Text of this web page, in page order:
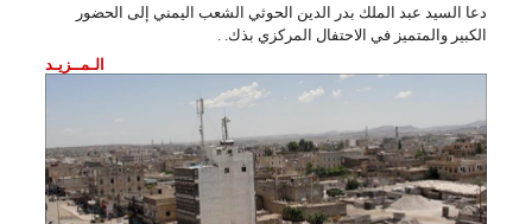
دعا السيد عبد الملك بدر الدين الحوثي الشعب اليمني إلى الحضور
الكبير والمتميز في الاحتفال المركزي بذك. .
الـمــزيـد